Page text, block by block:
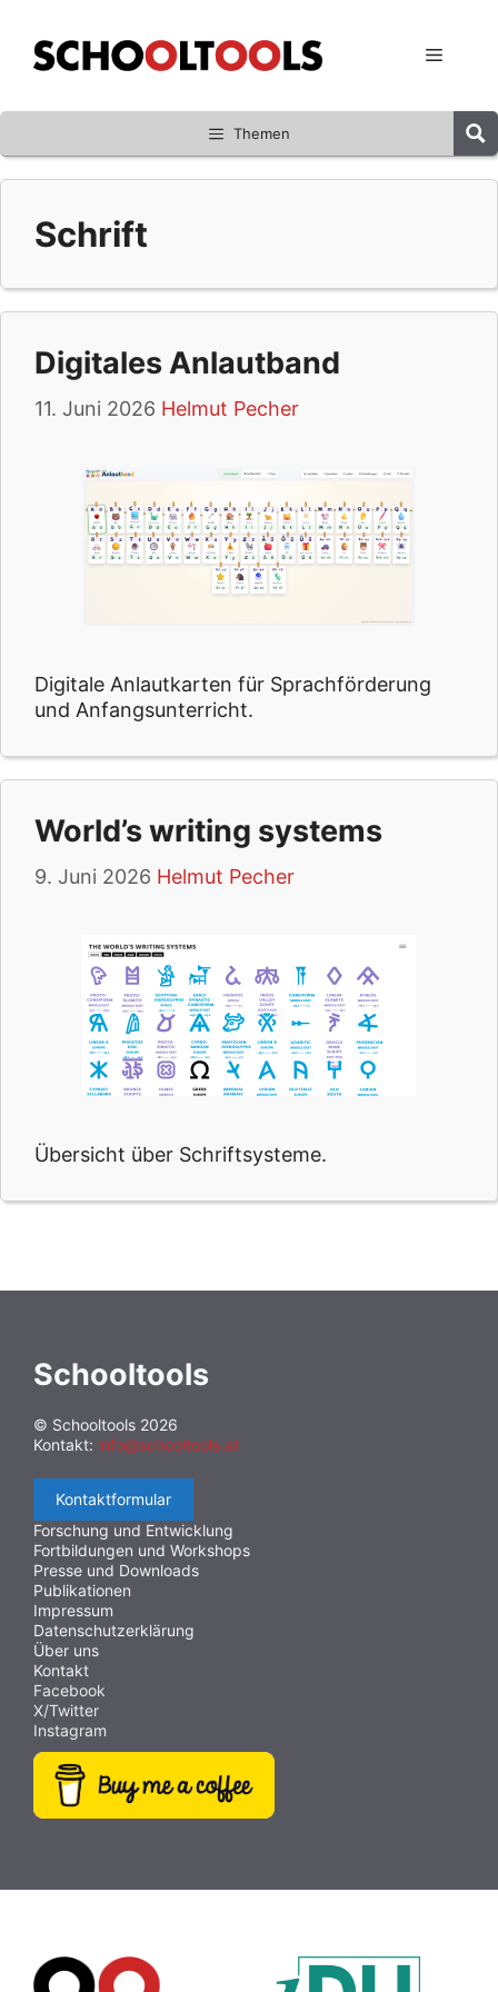
Inhalt
springen
Menü
Themen
Schrift
Digitales Anlautband
11. Juni 2026 Helmut Pecher
Digitale Anlautkarten für Sprachförderung
und Anfangsunterricht.
World’s writing systems
9. Juni 2026 Helmut Pecher
Übersicht über Schriftsysteme.
Schooltools
© Schooltools 2026
Kontakt: info@schooltools.at
Kontaktformular
Forschung und Entwicklung
Fortbildungen und Workshops
Presse und Downloads
Publikationen
Impressum
Datenschutzerklärung
Über uns
Kontakt
Facebook
X/Twitter
Instagram